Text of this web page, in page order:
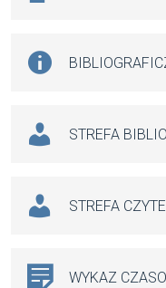
STREFA
STREFA
WYKAZ